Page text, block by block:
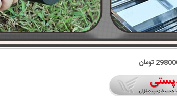
تومان